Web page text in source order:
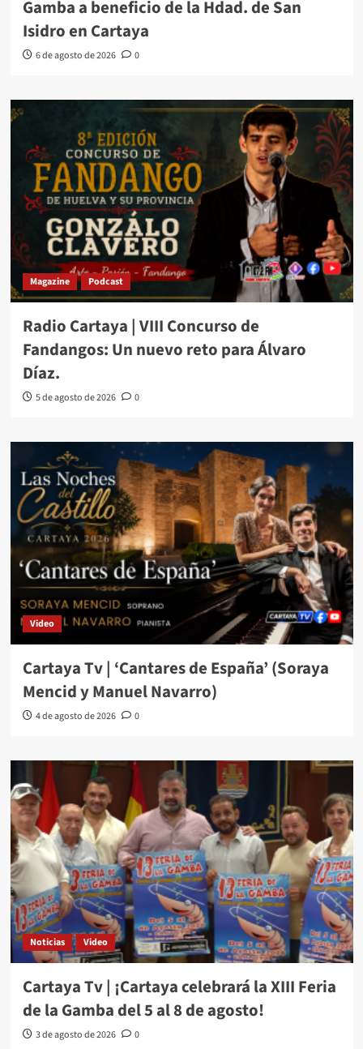
Gamba a beneficio de la Hdad. de San
Isidro en Cartaya
6 de agosto de 2026 0
Magazine Podcast
Radio Cartaya | VIII Concurso de
Fandangos: Un nuevo reto para Álvaro
Díaz.
5 de agosto de 2026 0
Video
Cartaya Tv | ‘Cantares de España’ (Soraya
Mencid y Manuel Navarro)
4 de agosto de 2026 0
Noticias Video
Cartaya Tv | ¡Cartaya celebrará la XIII Feria
de la Gamba del 5 al 8 de agosto!
3 de agosto de 2026 0